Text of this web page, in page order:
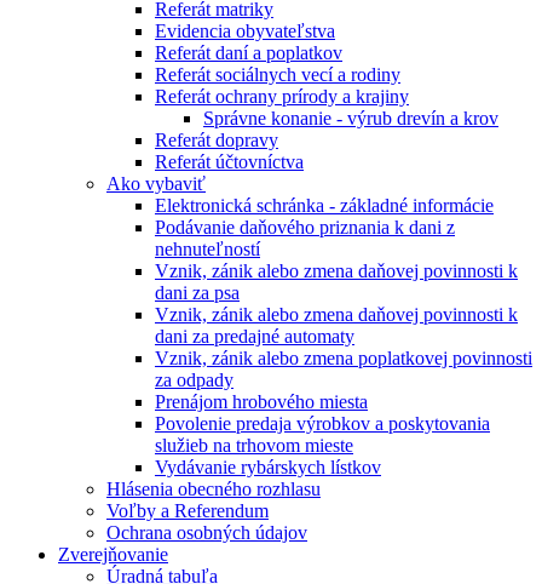
Referát matriky
Evidencia obyvateľstva
Referát daní a poplatkov
Referát sociálnych vecí a rodiny
Referát ochrany prírody a krajiny
Správne konanie - výrub drevín a krov
Referát dopravy
Referát účtovníctva
Ako vybaviť
Elektronická schránka - základné informácie
Podávanie daňového priznania k dani z
nehnuteľností
Vznik, zánik alebo zmena daňovej povinnosti k
dani za psa
Vznik, zánik alebo zmena daňovej povinnosti k
dani za predajné automaty
Vznik, zánik alebo zmena poplatkovej povinnosti
za odpady
Prenájom hrobového miesta
Povolenie predaja výrobkov a poskytovania
služieb na trhovom mieste
Vydávanie rybárskych lístkov
Hlásenia obecného rozhlasu
Voľby a Referendum
Ochrana osobných údajov
Zverejňovanie
Úradná tabuľa